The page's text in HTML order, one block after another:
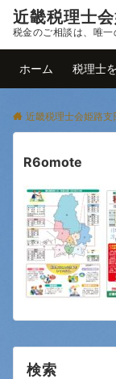
近畿税理士
税金のご相談は、唯
ホーム 税理士
近畿税理士会姫路支
R6omote
検索